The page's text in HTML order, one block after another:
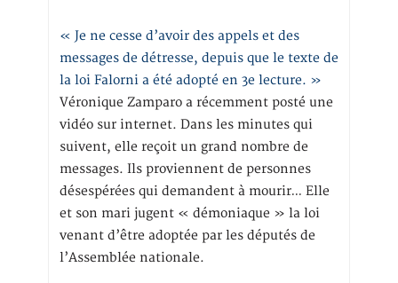
« Je ne cesse d’avoir des appels et des
messages de détresse, depuis que le texte de
la loi Falorni a été adopté en 3e lecture. »
Véronique Zamparo a récemment posté une
vidéo sur internet. Dans les minutes qui
suivent, elle reçoit un grand nombre de
messages. Ils proviennent de personnes
désespérées qui demandent à mourir… Elle
et son mari jugent « démoniaque » la loi
venant d’être adoptée par les députés de
l’Assemblée nationale.